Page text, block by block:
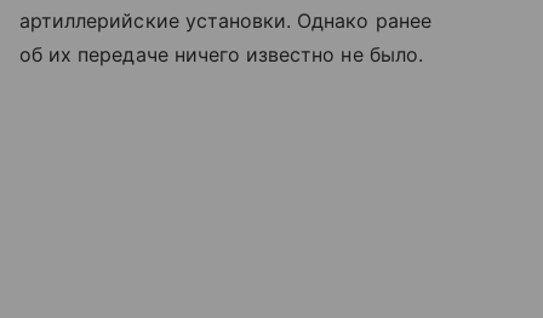
артиллерийские установки. Однако ранее
об их передаче ничего известно не было.